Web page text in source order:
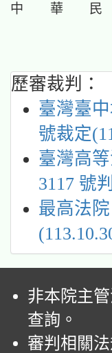
中 華
歷審裁判：
臺灣臺
號裁定
臺灣高
3117 號
最高法
非本院主
查詢。
審判相關